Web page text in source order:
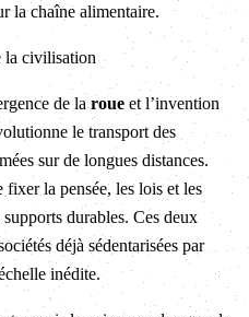
la chaîne alimentaire.
la civilisation
de laroue et l’invention
le transport des
sur de longues distances.
fixer la pensée, les lois et les
durables. Ces deux
déjà sédentarisées par
inédite.